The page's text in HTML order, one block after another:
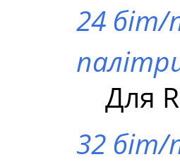
24 біт/
Для
32 біт/